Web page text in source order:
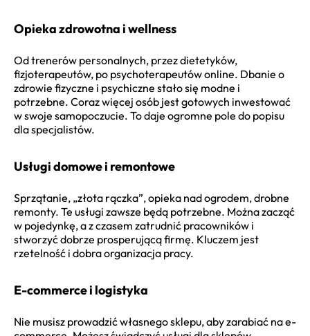
Opieka zdrowotna i wellness
Od trenerów personalnych, przez dietetyków,
fizjoterapeutów, po psychoterapeutów online. Dbanie o
zdrowie fizyczne i psychiczne stało się modne i
potrzebne. Coraz więcej osób jest gotowych inwestować
w swoje samopoczucie. To daje ogromne pole do popisu
dla specjalistów.
Usługi domowe i remontowe
Sprzątanie, „złota rączka”, opieka nad ogrodem, drobne
remonty. Te usługi zawsze będą potrzebne. Można zacząć
w pojedynkę, a z czasem zatrudnić pracowników i
stworzyć dobrze prosperującą firmę. Kluczem jest
rzetelność i dobra organizacja pracy.
E-commerce i logistyka
Nie musisz prowadzić własnego sklepu, aby zarabiać na e-